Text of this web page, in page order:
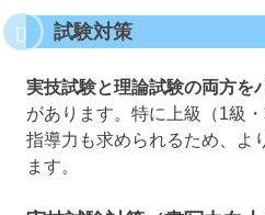
試験対策
実技試験と理論試験の両方を
があります。特に上級（1級
指導力も求められるため、よ
ます。